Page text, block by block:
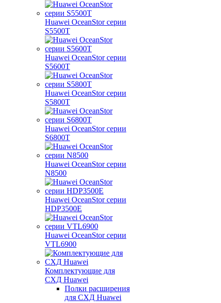
Huawei OceanStor серии
S5500T
Huawei OceanStor серии
S5600T
Huawei OceanStor серии
S5800T
Huawei OceanStor серии
S6800T
Huawei OceanStor серии
N8500
Huawei OceanStor серии
HDP3500E
Huawei OceanStor серии
VTL6900
Комплектующие для
СХД Huawei
Полки расширения
для СХД Huawei